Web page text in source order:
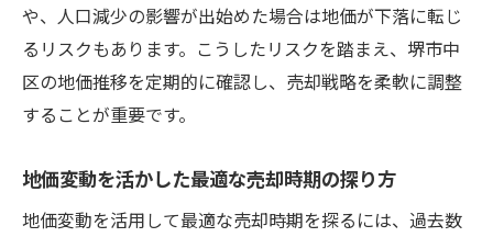
や、人口減少の影響が出始めた場合は地価が下落に転じ
るリスクもあります。こうしたリスクを踏まえ、堺市中
区の地価推移を定期的に確認し、売却戦略を柔軟に調整
することが重要です。
地価変動を活かした最適な売却時期の探り方
地価変動を活用して最適な売却時期を探るには、過去数